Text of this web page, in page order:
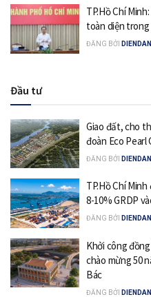
TP.Hồ Chí
toàn diện trong
ĐĂNG BỞI
Đầu tư
Giao đất, cho
đoàn Eco
ĐĂNG BỞI
TP.Hồ Chí
8-10% GRDP
ĐĂNG BỞI
Khởi công
chào mừng 50
Bác
ĐĂNG BỞI